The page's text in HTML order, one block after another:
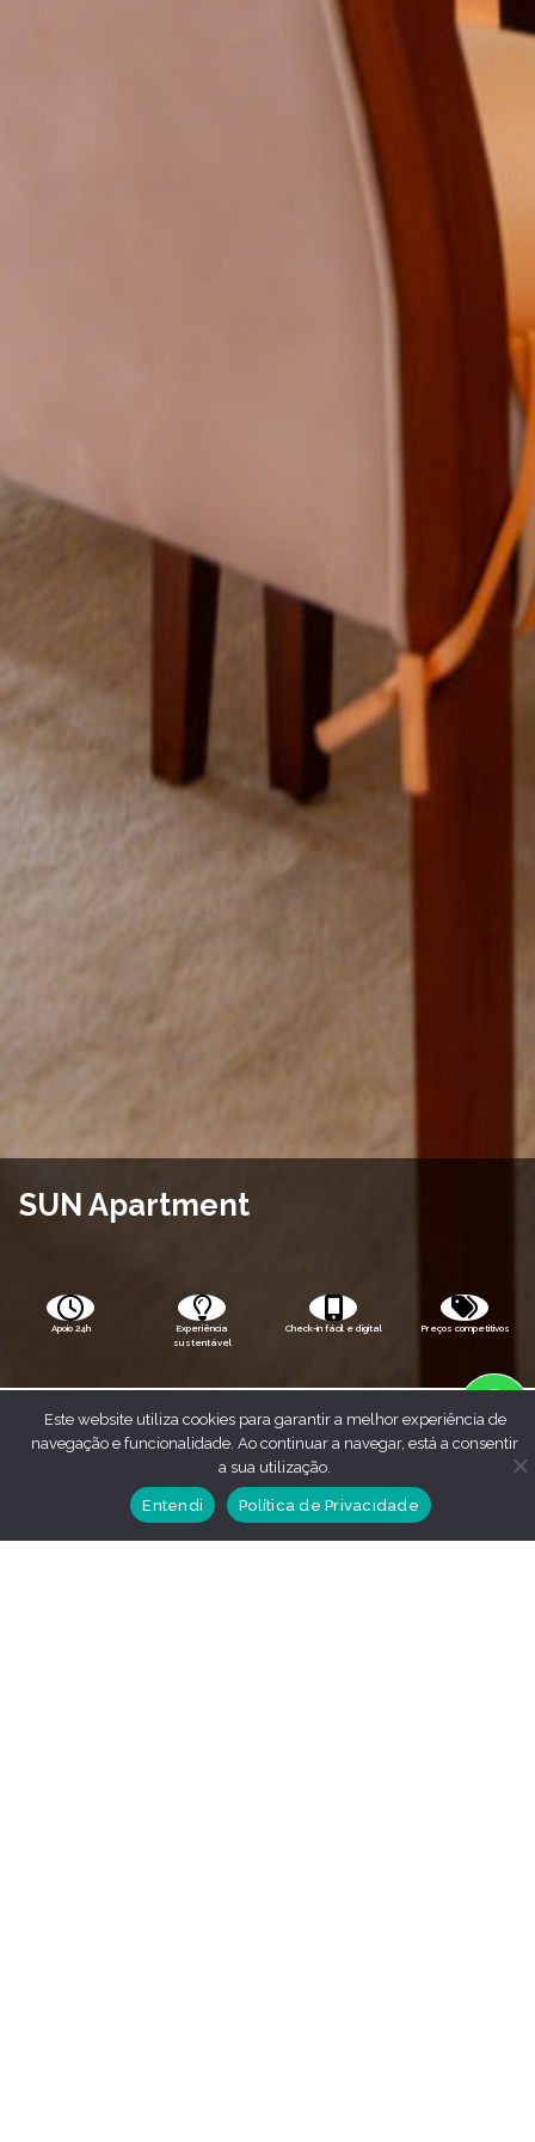
SUN Apartment
Apoio 24h
Experiência
sustentável
Check-in fácil e digital Preços competitivos
Este website utiliza cookies para garantir a melhor experiência de
navegação e funcionalidade. Ao continuar a navegar, está a consentir
a sua utilização.
Entendi Política de Privacidade